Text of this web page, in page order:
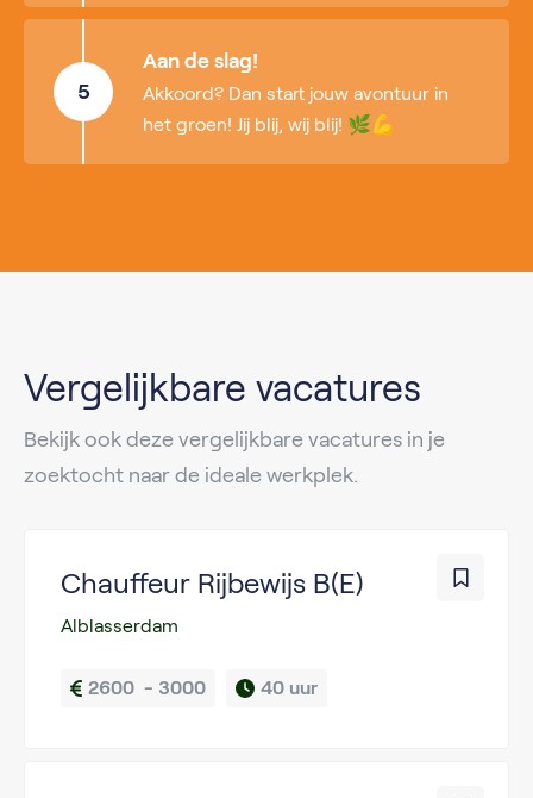
5
Aan de slag!
Akkoord? Dan start jouw avontuur in
het groen! Jij blij, wij blij! 🌿💪
Vergelijkbare vacatures
Bekijk ook deze vergelijkbare vacatures in je
zoektocht naar de ideale werkplek.
Chauffeur Rijbewijs B(E)
Alblasserdam
2600  - 3000 40 uur